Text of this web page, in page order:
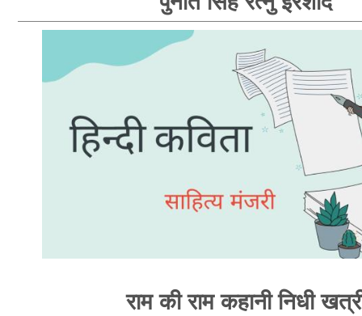
राम की राम कहानी निधी